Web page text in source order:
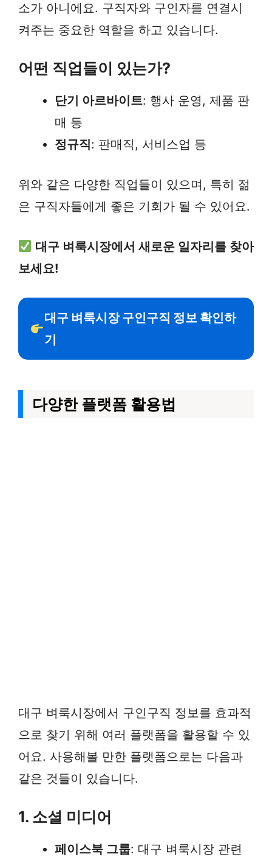
소가 아니에요. 구직자와 구인자를 연결시
켜주는 중요한 역할을 하고 있습니다.
어떤 직업들이 있는가?
단기 아르바이트: 행사 운영, 제품 판
매 등
정규직: 판매직, 서비스업 등
위와 같은 다양한 직업들이 있으며, 특히 젊
은 구직자들에게 좋은 기회가 될 수 있어요.
대구 벼룩시장에서 새로운 일자리를 찾아
보세요!
대구 벼룩시장 구인구직 정보 확인하
기
다양한 플랫폼 활용법
대구 벼룩시장에서 구인구직 정보를 효과적
으로 찾기 위해 여러 플랫폼을 활용할 수 있
어요. 사용해볼 만한 플랫폼으로는 다음과
같은 것들이 있습니다.
1. 소셜 미디어
페이스북 그룹: 대구 벼룩시장 관련